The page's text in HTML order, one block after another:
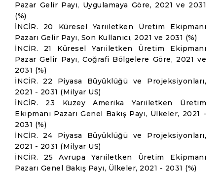
Pazar Gelir Payı, Uygulamaya Göre, 2021 ve 2031
(%)
İNCİR. 20 Küresel Yarıiletken Üretim Ekipmanı
Pazarı Gelir Payı, Son Kullanıcı, 2021 ve 2031 (%)
İNCİR. 21 Küresel Yarıiletken Üretim Ekipmanı
Pazar Gelir Payı, Coğrafi Bölgelere Göre, 2021 ve
2031 (%)
İNCİR. 22 Piyasa Büyüklüğü ve Projeksiyonları,
2021 - 2031 (Milyar US)
İNCİR. 23 Kuzey Amerika Yarıiletken Üretim
Ekipmanı Pazarı Genel Bakış Payı, Ülkeler, 2021 -
2031 (%)
İNCİR. 24 Piyasa Büyüklüğü ve Projeksiyonları,
2021 - 2031 (Milyar US)
İNCİR. 25 Avrupa Yarıiletken Üretim Ekipmanı
Pazarı Genel Bakış Payı, Ülkeler, 2021 - 2031 (%)